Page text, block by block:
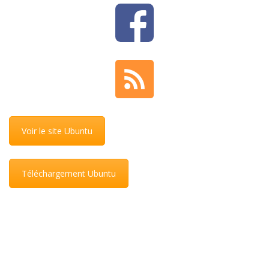
Voir le site Ubuntu
Téléchargement Ubuntu